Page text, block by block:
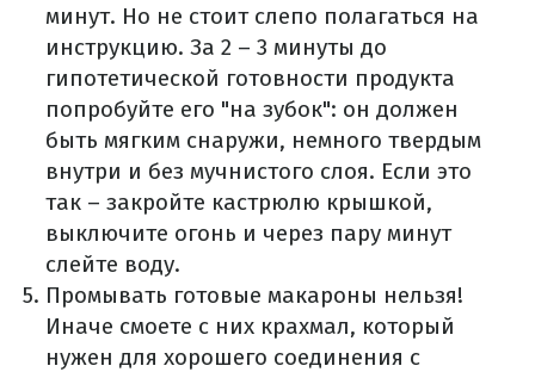
минут. Но не стоит слепо полагаться на
инструкцию. За 2 – 3 минуты до
гипотетической готовности продукта
попробуйте его "на зубок": он должен
быть мягким снаружи, немного твердым
внутри и без мучнистого слоя. Если это
так – закройте кастрюлю крышкой,
выключите огонь и через пару минут
слейте воду.
Промывать готовые макароны нельзя!
Иначе смоете с них крахмал, который
нужен для хорошего соединения с